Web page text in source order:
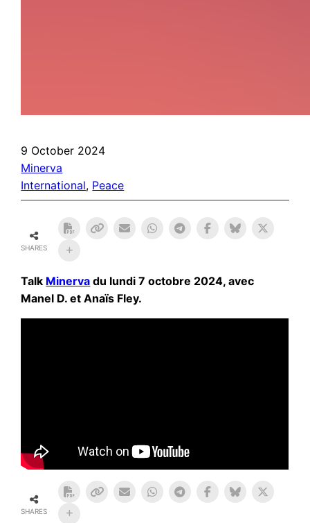
9 October 2024
Minerva
International, Peace
SHARES
Talk Minerva du lundi 7 octobre 2024, avec
Manel D. et Anaïs Fley.
SHARES